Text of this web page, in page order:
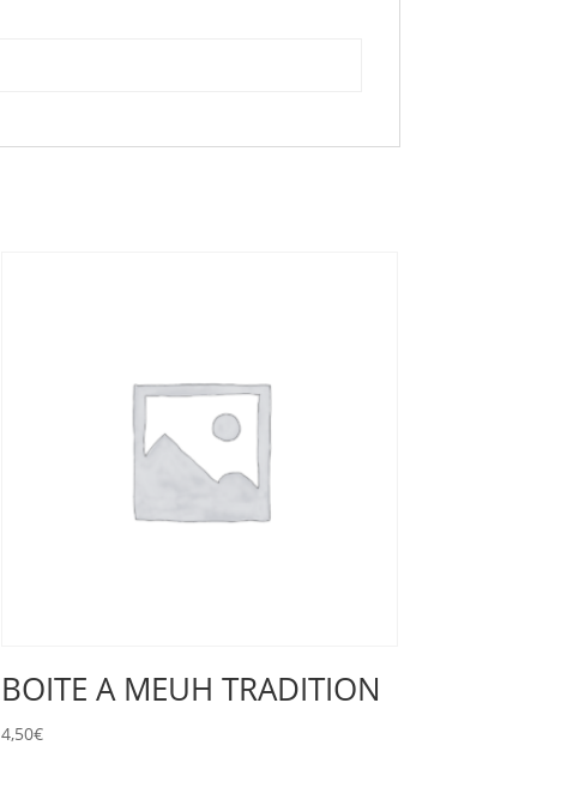
BOITE A MEUH TRADITION
4,50€